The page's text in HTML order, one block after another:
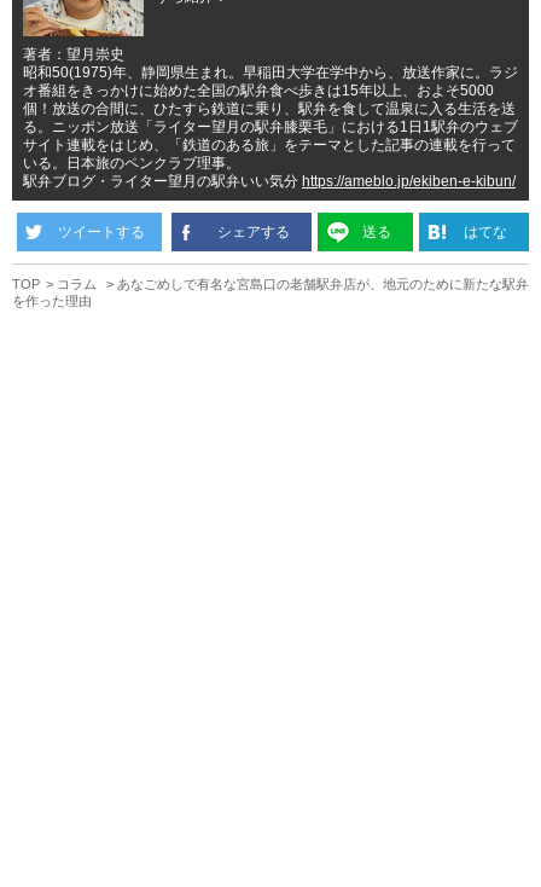
著者：望月崇史
昭和50(1975)年、静岡県生まれ。早稲田大学在学中から、放送作家に。ラジ
オ番組をきっかけに始めた全国の駅弁食べ歩きは15年以上、およそ5000
個！放送の合間に、ひたすら鉄道に乗り、駅弁を食して温泉に入る生活を送
る。ニッポン放送「ライター望月の駅弁膝栗毛」における1日1駅弁のウェブ
サイト連載をはじめ、「鉄道のある旅」をテーマとした記事の連載を行って
いる。日本旅のペンクラブ理事。
駅弁ブログ・ライター望月の駅弁いい気分 https://ameblo.jp/ekiben-e-kibun/
ツイートする シェアする 送る はてな
TOP コラム
あなごめしで有名な宮島口の老舗駅弁店が、地元のために新たな駅弁
を作った理由